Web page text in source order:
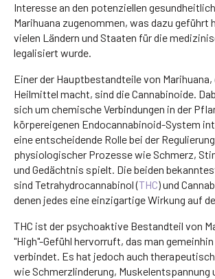
Interesse an den potenziellen
Marihuana zugenommen, was dazu geführt
vielen Ländern und Staaten für die
legalisiert wurde.
Einer der Hauptbestandteile von Marihuana,
Heilmittel macht, sind die Cannabinoide.
sich um chemische Verbindungen in der
körpereigenen Endocannabinoid-System
eine entscheidende Rolle bei der
physiologischer Prozesse wie Schmerz,
und Gedächtnis spielt. Die beiden
sind Tetrahydrocannabinol (THC) und
denen jedes eine einzigartige Wirkung auf
THC ist der psychoaktive Bestandteil von
"High"-Gefühl hervorruft, das man
verbindet. Es hat jedoch auch
wie Schmerzlinderung, Muskelentspannung